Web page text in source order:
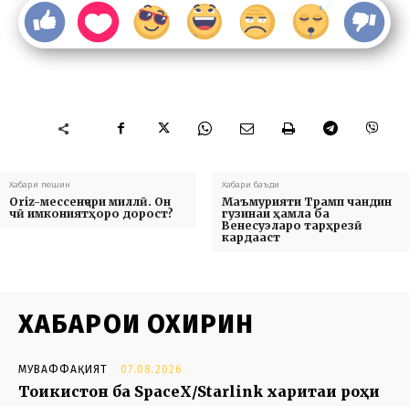
Хабари пешин
Oriz-мессенҷери миллӣ. Он
чӣ имкониятҳоро дорост?
Хабари баъди
Маъмурияти Трамп чандин
гузинаи ҳамла ба
Венесуэларо тарҳрезӣ
кардааст
ХАБАРҲОИ ОХИРИН
МУВАФФАҚИЯТ 07.08.2026
Тоҷикистон ба SpaceX/Starlink харитаи роҳи